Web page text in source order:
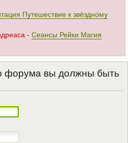
Путешествие к звёздному
- Сеансы Рейки Магия
форума вы должны быть